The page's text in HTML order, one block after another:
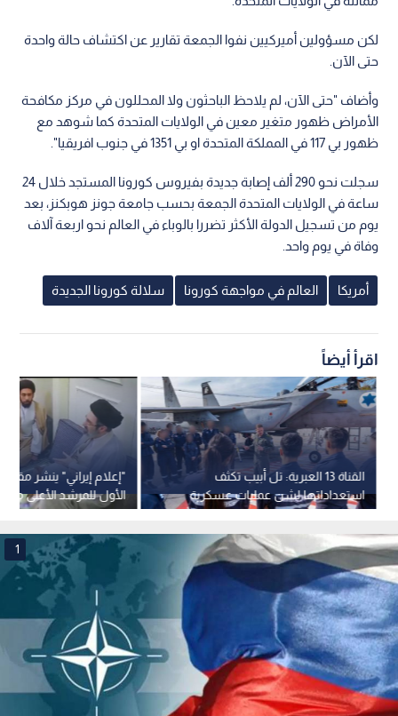
لكن مسؤولين أميركيين نفوا الجمعة تقارير عن اكتشاف حالة واحدة
حتى الآن.
وأضاف "حتى الآن، لم يلاحظ الباحثون ولا المحللون في مركز مكافحة
الأمراض ظهور متغير معين في الولايات المتحدة كما شوهد مع
ظهور بي 117 في المملكة المتحدة او بي 1351 في جنوب افريقيا".
سجلت نحو 290 ألف إصابة جديدة بفيروس كورونا المستجد خلال 24
ساعة في الولايات المتحدة الجمعة بحسب جامعة جونز هوبكنز، بعد
يوم من تسجيل الدولة الأكثر تضررا بالوباء في العالم نحو اربعة آلاف
وفاة في يوم واحد.
أمريكا العالم في مواجهة كورونا سلالة كورونا الجديدة
اقرأ أيضاً
"إعلام إيراني" ينشر
الأول للمرشد الأعلى
القناة 13 العبرية: تل أبيب تكثف
استعداداتها لشن عمليات عسكرية
مستقلة ضد إيران
1